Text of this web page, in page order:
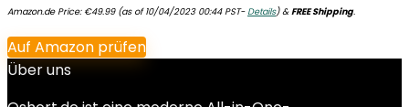
Amazon.de Price: €49.99(as of 10/04/2023 00:44 PST-Details)&FREE Shipping.
Auf Amazon prüfen
Über uns